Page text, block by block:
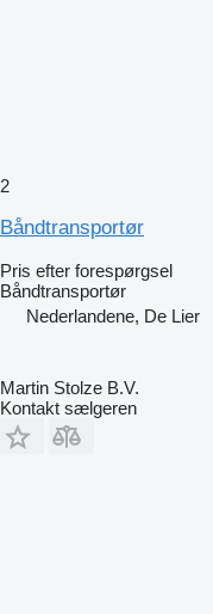
2
Båndtransportør
Pris efter forespørgsel
Båndtransportør
Nederlandene, De Lier
Martin Stolze B.V.
Kontakt sælgeren